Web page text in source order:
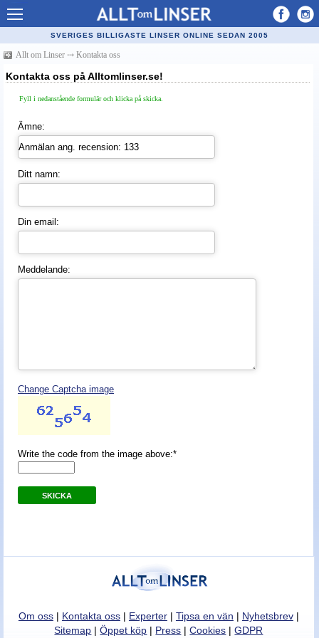
Allt om Linser
Billiga kontaktlinser
Köpa linser på nätet
Återförsäljare linser
Populära linser
Kontaktlinstyper
Linsvätska
Glasögon
SVERIGES BILLIGASTE LINSER ONLINE SEDAN 2005
Allt om Linser ⤏ Kontakta oss
Kontakta oss på Alltomlinser.se!
Fyll i nedanstående formulär och klicka på skicka.
Ämne:
Ditt namn:
Din email:
Meddelande:
Change Captcha image
Write the code from the image above:*
SKICKA
Om oss| Kontakta oss| Experter| Tipsa en vän | Nyhetsbrev|
Sitemap |Öppet köp | Press |Cookies |GDPR